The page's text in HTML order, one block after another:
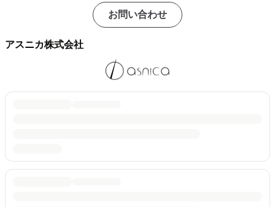
お問い合わせ
アスニカ株式会社